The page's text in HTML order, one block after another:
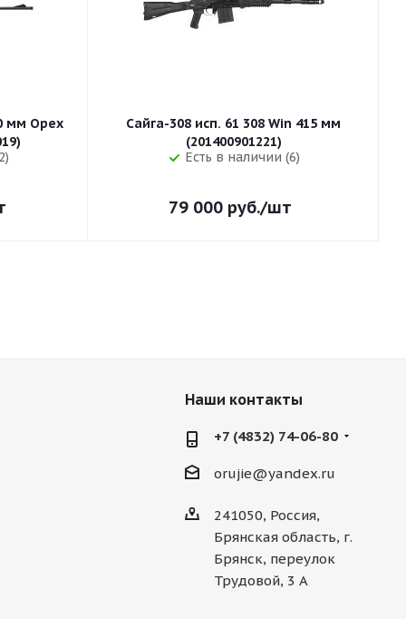
мм Орех
(32019)
Сайга-308 исп. 61 308 Win 415 мм
(201400901221)
Есть в наличии (6)
79 000 руб./шт
Наши контакты
+7 (4832) 74-06-80
orujie@yandex.ru
241050, Россия,
Брянская область, г.
Брянск, переулок
Трудовой, 3 А